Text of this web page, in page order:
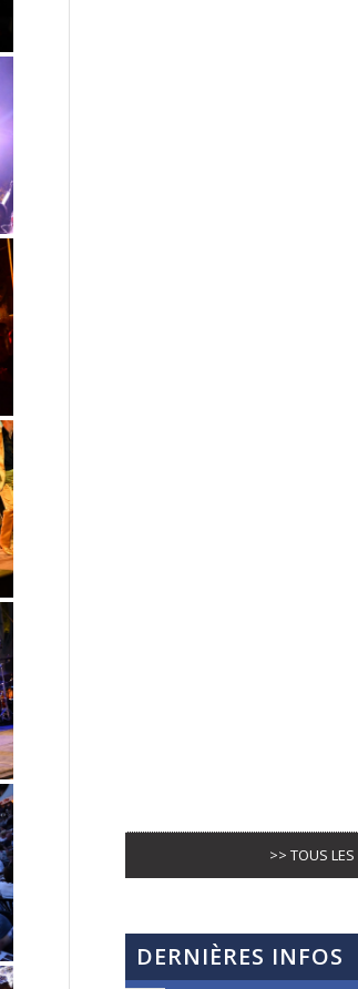
>> TOUS LES
DERNIÈRES INFOS